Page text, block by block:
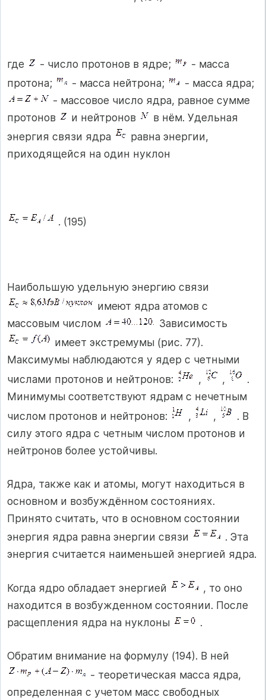
где - число протонов в ядре;
- масса
протона;
- масса нейтрона;
- масса ядра;
- массовое число ядра, равное сумме
протонов
и нейтронов
в нём. Удельная
энергия связи ядра
равна энергии,
приходящейся на один нуклон
. (195)
Наибольшую удельную энергию связи
имеют ядра атомов с
массовым числом
Зависимость
имеет экстремумы (рис. 77).
Максимумы наблюдаются у ядер с четными
числами протонов и нейтронов:
, ,
.
Минимумы соответствуют ядрам с нечетным
числом протонов и нейтронов:
, ,
. В
силу этого ядра с четным числом протонов и
нейтронов более устойчивы.
Ядра, также как и атомы, могут находиться в
основном и возбуждённом состояниях.
Принято считать, что в основном состоянии
энергия ядра равна энергии связи
. Эта
энергия считается наименьшей энергией ядра.
Когда ядро обладает энергией
, то оно
находится в возбужденном состоянии. После
расщепления ядра на нуклоны
.
Обратим внимание на формулу (194). В ней
- теоретическая масса ядра,
определенная с учетом масс свободных